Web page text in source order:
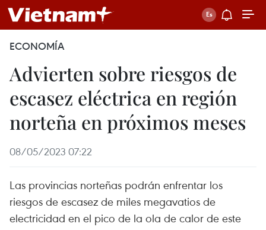
ECONOMÍA
Advierten sobre riesgos de
escasez eléctrica en región
norteña en próximos meses
08/05/2023 07:22
Las provincias norteñas podrán enfrentar los
riesgos de escasez de miles megavatios de
electricidad en el pico de la ola de calor de este